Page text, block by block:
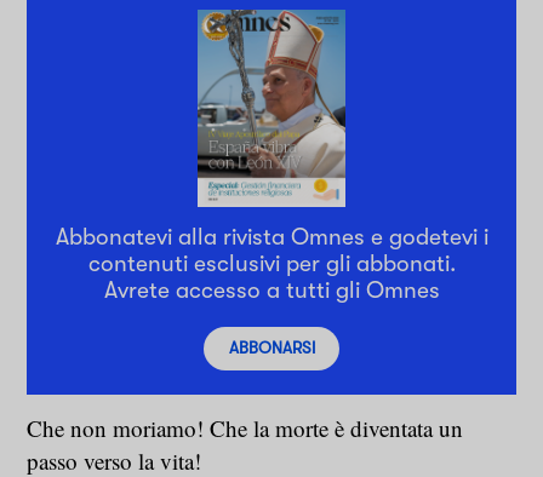
Abbonatevi alla rivista Omnes e godetevi i
contenuti esclusivi per gli abbonati.
Avrete accesso a tutti gli Omnes
ABBONARSI
Che non moriamo! Che la morte è diventata un
passo verso la vita!